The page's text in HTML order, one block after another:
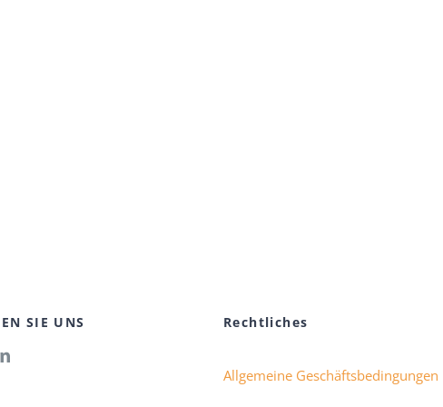
SIE UNS Rechtliches
Allgemeine Geschäftsbedingungen